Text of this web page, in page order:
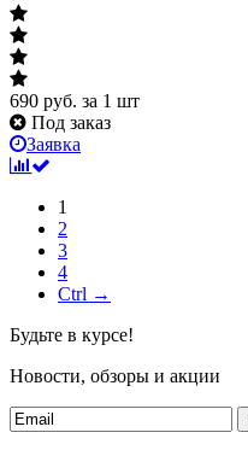
690 руб. за 1 шт
Под заказ
Заявка
1
2
3
4
Ctrl →
Будьте в курсе!
Новости, обзоры и акции